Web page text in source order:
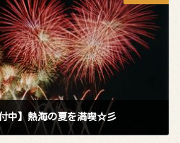
中】熱海の夏を満喫☆彡